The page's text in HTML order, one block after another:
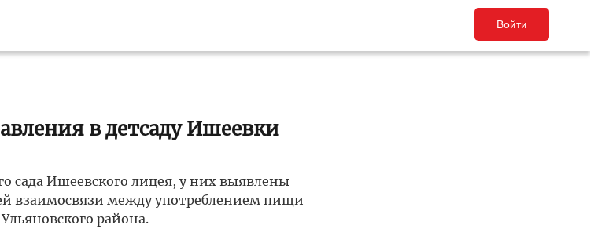
Войти
в детсаду Ишеевки
сада Ишеевского лицея, у них выявлены
взаимосвязи между употреблением пищи
района.